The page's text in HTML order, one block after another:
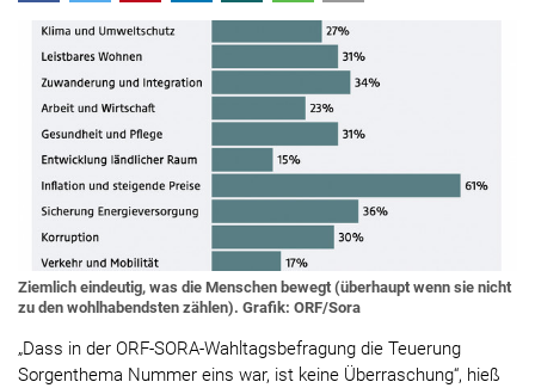
Ziemlich eindeutig, was die Menschen bewegt (überhaupt wenn sie nicht
zu den wohlhabendsten zählen). Grafik: ORF/Sora
„Dass in der ORF-SORA-Wahltagsbefragung die Teuerung
Sorgenthema Nummer eins war, ist keine Überraschung“, hieß